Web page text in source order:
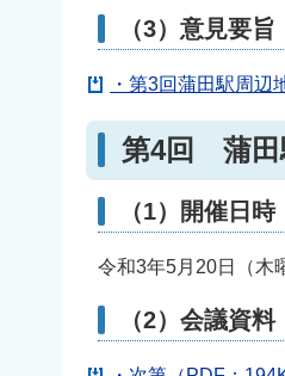
（3）意見要旨
・第3回蒲田駅周
第4回 蒲田
（1）開催日時
令和3年5月20日（木
（2）会議資料